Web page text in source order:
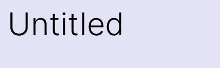
Untitled